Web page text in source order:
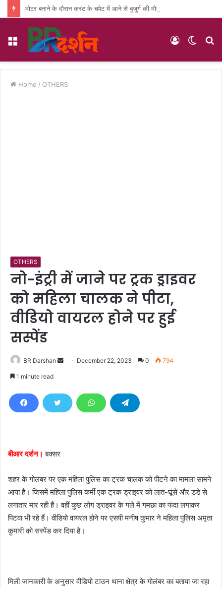
मोटर बनाने के दौरान करंट के चपेट में आने से बुजुर्ग की मौत, पसरा मातम
Menu
Switch
Log
Home / OTHERS
OTHERS
नो-इंट्री में जाने पर ट्रक ड्राइवर
को महिला चालक ने पीटा,
वीडियो वायरल होने पर हुई
सस्पेंड
BR Darshan
d
l
December 22, 2023 0 794
1 minute read
बीआर दर्शन। बक्सर
शहर के गोलंबर पर एक महिला पुलिस का ट्रक चालक को पीटने का मामला सामने
आया है। जिसमें महिला पुलिस कर्मी एक ट्रक ड्राइवर को लात-घूंसे और डंडे से
लगातार मार रही हैं। वहीं कुछ लोग ड्राइवर के गले में गमछा का फंदा लगाकर
पिटवा भी रहे हैं। वीडियो वायरल होने पर एसपी मनीष कुमार ने महिला पुलिस अमृता
कुमारी को सस्पेंड कर दिया है।
मिली जानकारी के अनुसार वीडियो टाउन थाना क्षेत्र के गोलंबर का बताया जा रहा